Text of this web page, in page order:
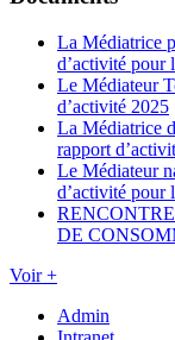
La Médiatrice
d’activité pour
Le Médiateur
d’activité 2025
La Médiatrice
rapport
Le Médiateur
d’activité pour
DE
Voir +
Admin